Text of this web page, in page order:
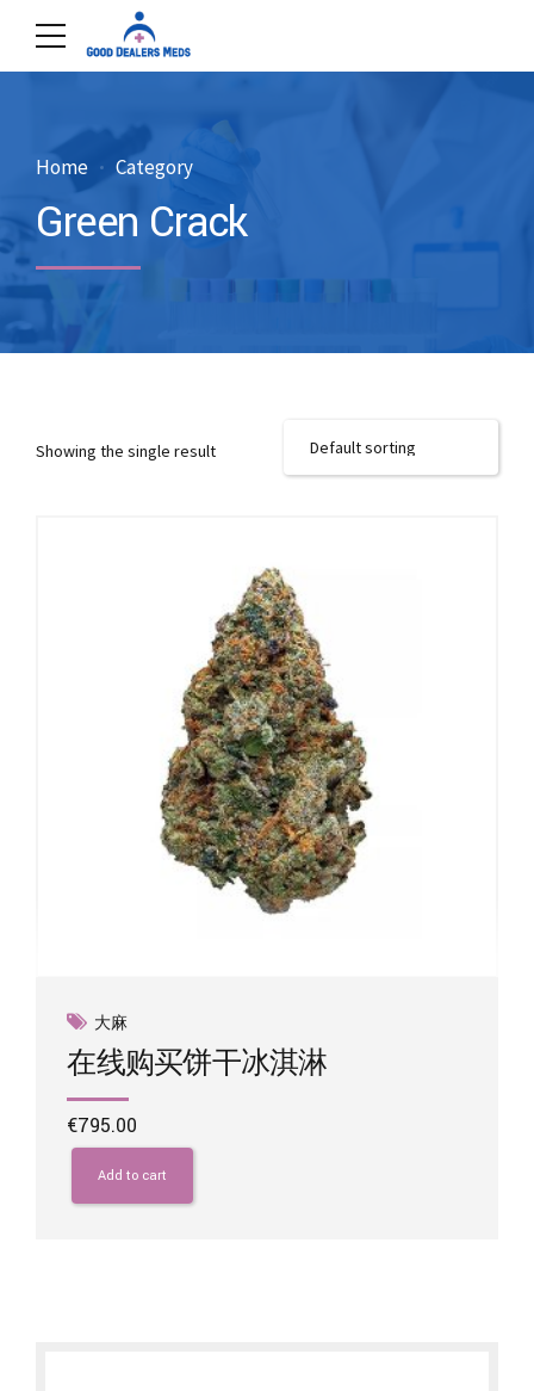
Home Category
Green Crack
Showing the single result
大麻
在线购买饼干冰淇淋
€795.00
Add to cart